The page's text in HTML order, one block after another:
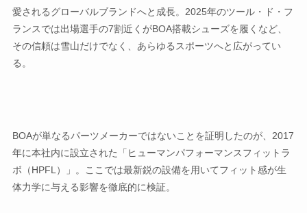
愛されるグローバルブランドへと成長。2025年のツール・ド・フ
ランスでは出場選手の7割近くがBOA搭載シューズを履くなど、
その信頼は雪山だけでなく、あらゆるスポーツへと広がってい
る。
BOAが単なるパーツメーカーではないことを証明したのが、2017
年に本社内に設立された「ヒューマンパフォーマンスフィットラ
ボ（HPFL）」。ここでは最新鋭の設備を用いてフィット感が生
体力学に与える影響を徹底的に検証。